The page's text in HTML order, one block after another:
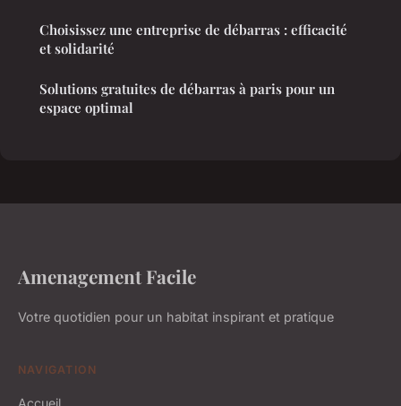
Choisissez une entreprise de débarras : efficacité
et solidarité
Solutions gratuites de débarras à paris pour un
espace optimal
Amenagement Facile
Votre quotidien pour un habitat inspirant et pratique
NAVIGATION